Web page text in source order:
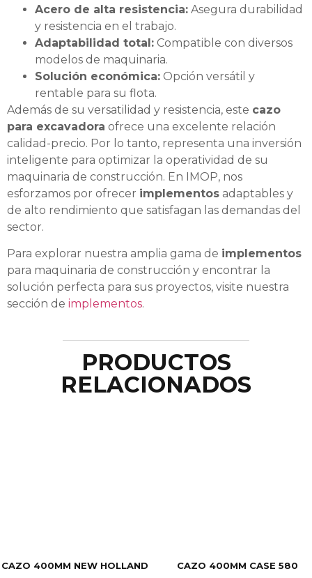
Acero de alta resistencia: Asegura durabilidad
y resistencia en el trabajo.
Adaptabilidad total: Compatible con diversos
modelos de maquinaria.
Solución económica: Opción versátil y
rentable para su flota.
Además de su versatilidad y resistencia, este cazo
para excavadora ofrece una excelente relación
calidad-precio. Por lo tanto, representa una inversión
inteligente para optimizar la operatividad de su
maquinaria de construcción. En IMOP, nos
esforzamos por ofrecer implementos adaptables y
de alto rendimiento que satisfagan las demandas del
sector.
Para explorar nuestra amplia gama de implementos
para maquinaria de construcción y encontrar la
solución perfecta para sus proyectos, visite nuestra
sección de implementos.
PRODUCTOS
RELACIONADOS
CAZO 400MM NEW HOLLAND CAZO 400MM CASE 580